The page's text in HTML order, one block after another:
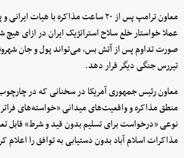
معاون ترامپ پس از ۲۰ ساعت مذاکره با هیات
عملا خواستار خلع سلاح استراتژیک ایران در ازای
صورت تداوم پس از آتش بس، می‌تواند پول و جان
تیررس جنگی دیگر قرار دهد.
معاون رئیس جمهوری آمریکا در سخنانی که در
منطق مذاکره و واقعیت‌های میدانی «خواسته‌های
نوعی «درخواست برای تسلیم بدون قید و شرط» قابل
مذاکرات اسلام آباد بدون دستیابی به توافق را اعلام